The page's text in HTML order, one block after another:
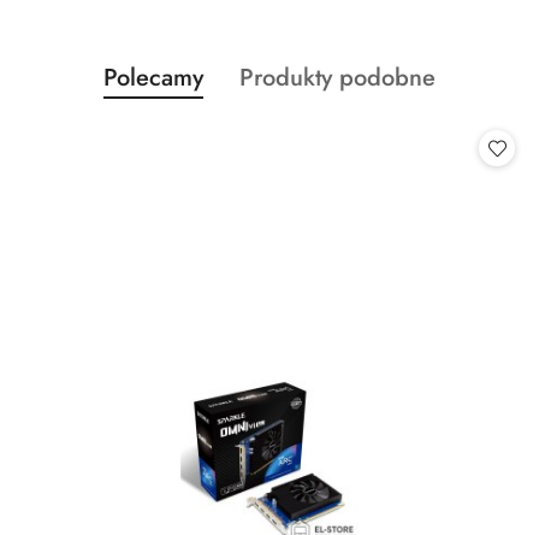
Pomiń karuzelę produktów
Produkty
o
Polecamy
Produkty
Produkty podobne